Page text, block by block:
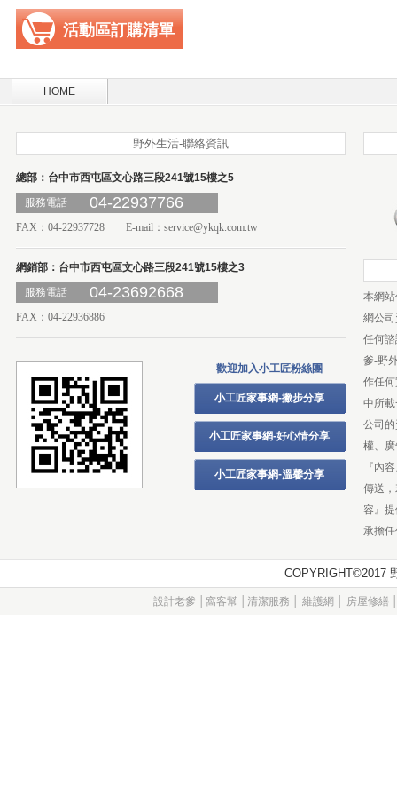
活動區訂購清單
HOME
野外生活-聯絡資訊
總部：台中市西屯區文心路三段241號15樓之5
服務電話
04-22937766
FAX：04-22937728 E-mail： service@ykqk.com.tw
網銷部：台中市西屯區文心路三段241號15樓之3
服務電話
04-23692668
FAX：04-22936886
歡迎加入小工匠粉絲團
小工匠家事網-撇步分享
小工匠家事網-好心情分享
小工匠家事網-溫馨分享
本網
網公
任何
爹-野
作任
中所
公司
權、
『內
傳送
容』
承擔
設計老爹 窩客幫 清潔服務 維護網 房屋修繕